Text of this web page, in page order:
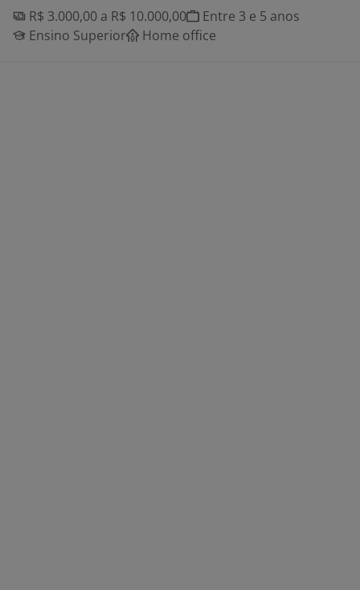
R$ 3.000,00 a R$ 10.000,00
Entre 3 e 5 anos
Ensino Superior
Home office